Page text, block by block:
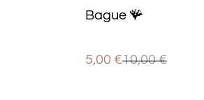
%
Bague 🪸
5,00 €10,00 €